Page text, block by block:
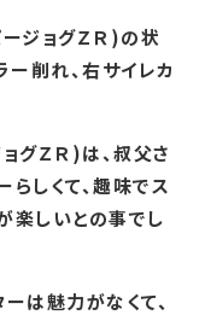
ジョグＺＲ)の状
ー削れ、右サイレカ
グＺＲ)は、叔父さ
しくて、趣味でス
楽しいとの事でし
は魅力がなくて、